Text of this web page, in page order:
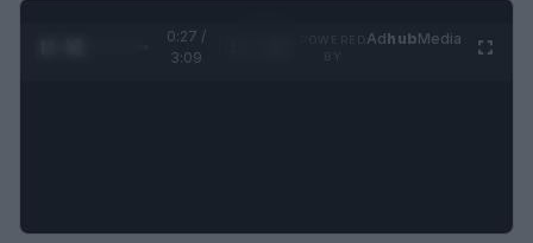
0:28 /
3:09
AdhubMedia